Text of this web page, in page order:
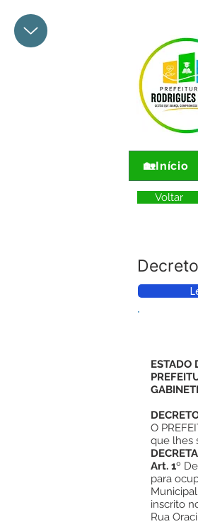
🏡Início
Voltar
ESTADO
O
que lhes
Art. 1º
para
inscrito
Rua